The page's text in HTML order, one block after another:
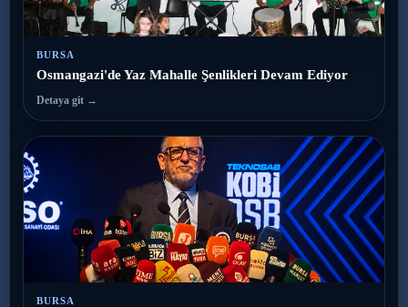
BURSA
Osmangazi'de Yaz Mahalle Şenlikleri Devam Ediyor
Detaya git →
BURSA